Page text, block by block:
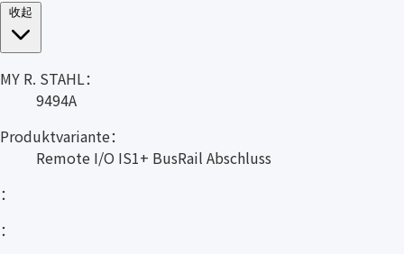
MY R. STAHL：
9494A
Produktvariante：
Remote I/O IS1+ BusRail Abschluss
：
：